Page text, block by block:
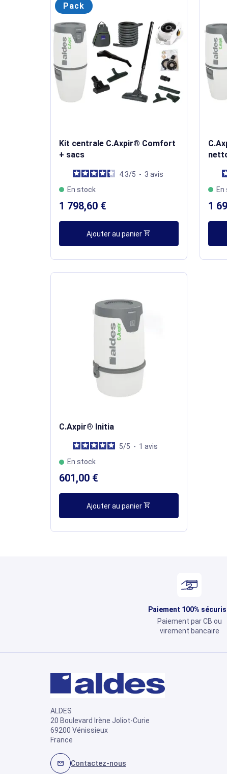
Pack
Kit centrale C.Axpir® Comfort
+ sacs
4.3/5 - 3avis
En stock
1 798,60 €
Ajouter au panier shopping_cart
1
C.Axpir® Initia
5/5 - 1avis
En stock
601,00 €
Ajouter au panier shopping_cart
Paiement 100%
Paiement par CB ou
virement bancaire
ALDES
20 Boulevard Irène Joliot-Curie
69200 Vénissieux
France
mail Contactez-nous